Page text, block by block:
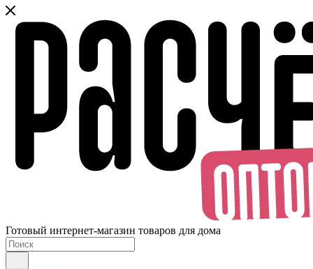
Готовый интернет-магазин товаров для дома